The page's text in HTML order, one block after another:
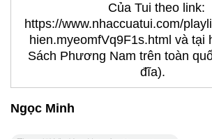
Của Tui theo link:
https://www.nhaccuatui.com/
hien.myeomfVq9F1s.html và tại
Sách Phương Nam trên toàn
đĩa).
Ngọc Minh